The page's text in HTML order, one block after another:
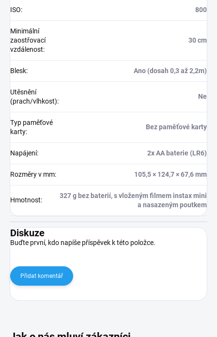
ISO: 800
Minimální
zaostřovací
vzdálenost:
30 cm
Blesk: Ano (dosah 0,3 až 2,2m)
Utěsnění
(prach/vlhkost):
Ne
Typ paměťové
karty:
Bez paměťové karty
Napájení: 2x AA baterie (LR6)
Rozměry v mm: 105,5 × 124,7 × 67,6 mm
Hmotnost:
327 g bez baterií, s vloženým filmem instax mini
a nasazeným poutkem
Diskuze
Buďte první, kdo napíše příspěvek k této položce.
Přidat komentář